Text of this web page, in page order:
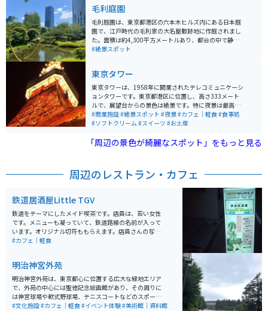
には、江戸時代の石垣の一部が残っており、歴史的な雰
囲気を感じることができます。
毛利庭園
毛利庭園は、東京都港区の六本木ヒルズ内にある日本庭
園で、江戸時代の毛利家の大名屋敷跡地に作庭されまし
た。面積は約4,300平方メートルあり、都会の中で静か
に自然を楽しめるスポットとして人気です。庭園内に
には桜、秋には紅葉が見事で、特に桜の季節には多くの
観光客が訪れます。夜にはライトアップされ、幻想的な
雰囲気が漂います。 また、毛利庭園は周囲の商業施設と
融合しており、庭園散策の後には六本木ヒルズ内のショ
ッピングやレストランを楽しむこともできます。庭園は
入場無料で、休憩スポットとしても利用しやすいのが魅
と便利な立地にあります。
#絶景スポット
東京タワー
東京タワーは、1958年に開業されたテレコミュニケーシ
ョンタワーです。東京都港区に位置し、高さ333メート
ルで、展望台からの景色は絶景です。特に夜景は最高で
す。近くにはカフェや軽食のできる場所もあり、一日中
楽しめます。
#商業施設#絶景スポット #夜景#カフェ｜軽食#食事処
#ソフトクリーム#スイーツ #お土産
「周辺の景色が綺麗なスポット」をもっと見る
周辺のレストラン・カフェ
鉄道居酒屋Little TGV
鉄道をテーマにしたメイド喫茶です。店員は、若い女性
です。メニューも凝っていて、鉄道路線の名前が入って
います。オリジナル切符ももらえます。店員さんの写真
撮影禁止でしたが、店内の風景は撮影可能です。店内に
#カフェ｜軽食
明治神宮外苑
明治神宮外苑は、東京都心に位置する広大な緑地エリア
で、外苑の中心には聖徳記念絵画館があり、その周りに
は神宮球場や軟式野球場、テニスコートなどのスポーツ
施設が点在しています。特に秋には、青山通りから続く
#文化施設#カフェ｜軽食#イベント体験#美術館｜資料館